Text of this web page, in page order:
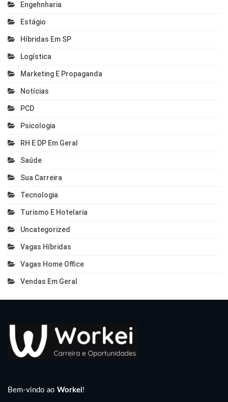
Engehnharia
Estágio
Híbridas Em SP
Logística
Marketing E Propaganda
Notícias
PCD
Psicologia
RH E DP Em Geral
Saúde
Sua Carreira
Tecnologia
Turismo E Hotelaria
Uncategorized
Vagas Híbridas
Vagas Home Office
Vendas Em Geral
Bem-vindo ao Workei!